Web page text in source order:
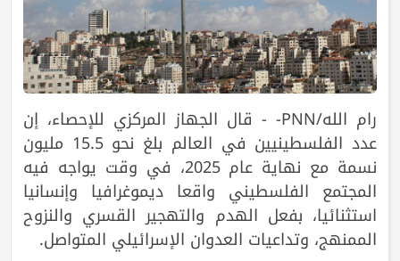
رام الله/PNN- - قال الجهاز المركزي للإحصاء، إن
عدد الفلسطينيين في العالم بلغ نحو 15.5 مليون
نسمة مع نهاية عام 2025، في وقت يواجه فيه
المجتمع الفلسطيني واقعا ديموغرافيا وإنسانيا
استثنائيا، بفعل الهدم والتهجير القسري والنزوح
الممنهج، وتداعيات العدوان الإسرائيلي المتواصل.